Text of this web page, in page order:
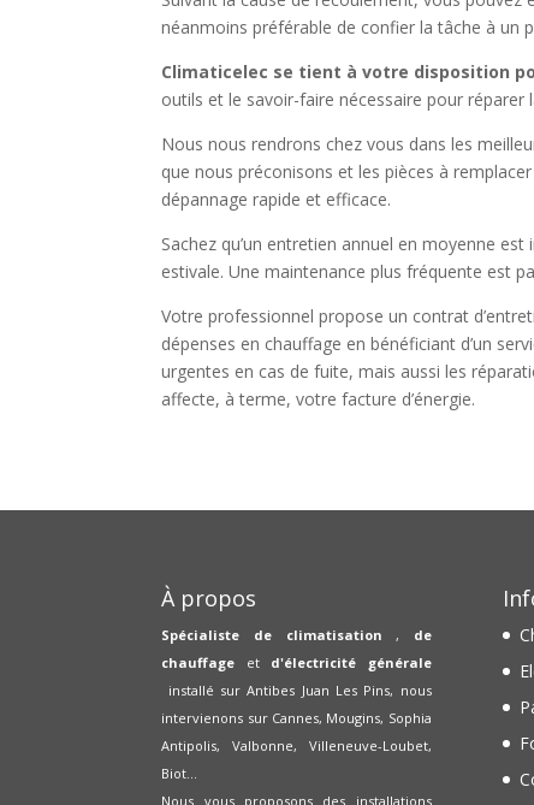
néanmoins préférable de confier la tâche à un
Climaticelec se tient à votre disposition
outils et le savoir-faire nécessaire pour réparer
Nous nous rendrons chez vous dans les
que nous préconisons et les pièces à
dépannage rapide et efficace.
Sachez qu’un entretien annuel en moyenne
estivale. Une maintenance plus fréquente est
Votre professionnel propose un contrat
dépenses en chauffage en bénéficiant d’un
urgentes en cas de fuite, mais aussi les
affecte, à terme, votre facture d’énergie.
À propos
Spécialiste de climatisation, de
chauffage et d'électricité générale
installé sur Antibes Juan Les Pins, nous
intervienons sur Cannes, Mougins, Sophia
Antipolis, Valbonne, Villeneuve-Loubet,
Biot...
Nous vous proposons des installations